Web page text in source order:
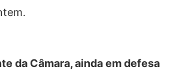
da Câmara, ainda em defesa